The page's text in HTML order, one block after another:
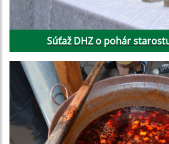
Súťaž DHZ o pohár